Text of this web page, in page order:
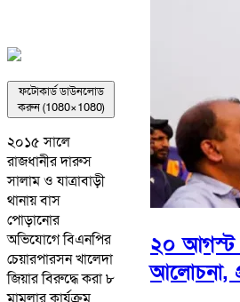
ফটোকার্ড ডাউনলোড
করুন (1080×1080)
২০১৫ সালে
রাজধানীর দারুস
সালাম ও যাত্রাবাড়ী
থানায় বাস
পোড়ানোর
অভিযোগে বিএনপির
চেয়ারপারসন খালেদা
জিয়ার বিরুদ্ধে করা ৮
২০ আগস্ট
আলোচনা,